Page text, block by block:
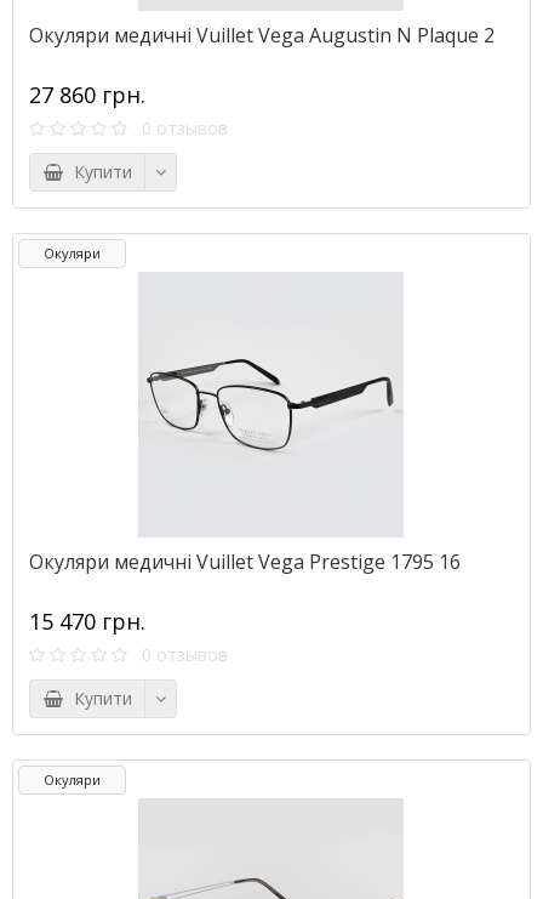
Окуляри медичні Vuillet Vega Augustin N Plaque 2
27 860 грн.
0 отзывов
Купити
Окуляри
Окуляри медичні Vuillet Vega Prestige 1795 16
15 470 грн.
0 отзывов
Купити
Окуляри